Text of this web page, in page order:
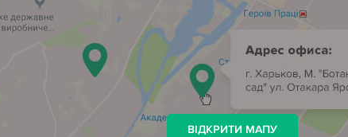
ВІДКРИТИ МАПУ